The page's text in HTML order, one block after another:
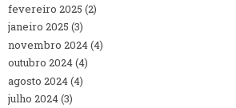
fevereiro 2025 (2)
janeiro 2025 (3)
novembro 2024(4)
outubro 2024(4)
agosto 2024(4)
julho 2024(3)